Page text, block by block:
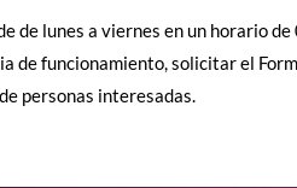
de lunes a viernes en un horario
de funcionamiento, solicitar el
personas interesadas.